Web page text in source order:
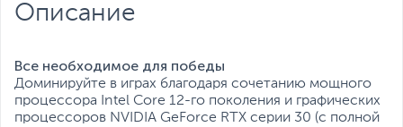
памяти:
Разрешение экрана:
Все характеристики
Описание
Все необходимое для победы
Доминируйте в играх благодаря сочетанию мощного
процессора Intel Core 12-го поколения и графических
процессоров NVIDIA GeForce RTX серии 30 (с полной